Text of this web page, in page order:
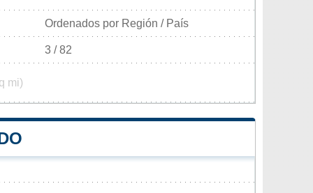
Ordenados por Región / País
3 / 82
mi)